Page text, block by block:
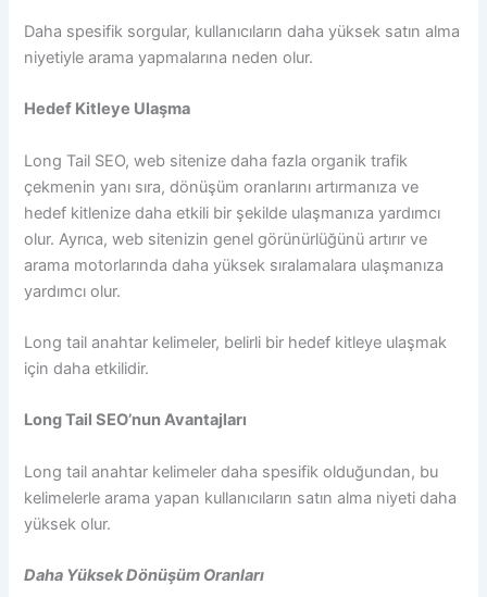
Daha spesifik sorgular, kullanıcıların daha yüksek satın alma
niyetiyle arama yapmalarına neden olur.
Hedef Kitleye Ulaşma
Long Tail SEO, web sitenize daha fazla organik trafik
çekmenin yanı sıra, dönüşüm oranlarını artırmanıza ve
hedef kitlenize daha etkili bir şekilde ulaşmanıza yardımcı
olur. Ayrıca, web sitenizin genel görünürlüğünü artırır ve
arama motorlarında daha yüksek sıralamalara ulaşmanıza
yardımcı olur.
Long tail anahtar kelimeler, belirli bir hedef kitleye ulaşmak
için daha etkilidir.
Long Tail SEO’nun Avantajları
Long tail anahtar kelimeler daha spesifik olduğundan, bu
kelimelerle arama yapan kullanıcıların satın alma niyeti daha
yüksek olur.
Daha Yüksek Dönüşüm Oranları